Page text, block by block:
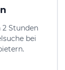
Stunden
bei